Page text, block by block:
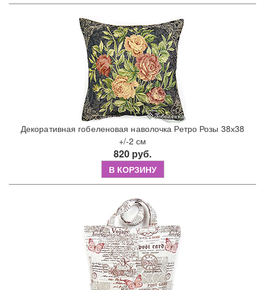
Декоративная гобеленовая наволочка Ретро Розы 38х38
+/-2 см
820 руб.
В КОРЗИНУ